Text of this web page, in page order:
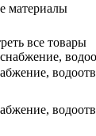
материалы
все товары